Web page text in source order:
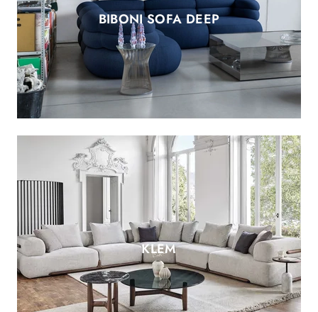
BIBONI SOFA DEEP
KLEM